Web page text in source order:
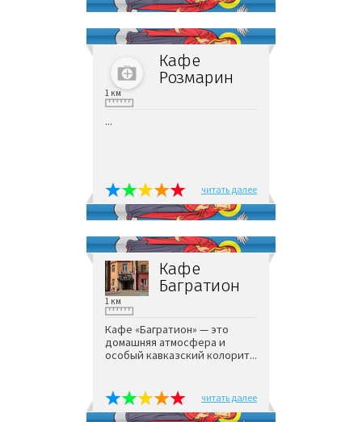
Кафе
Розмарин
1 км
...
читать далее
Кафе
Багратион
1 км
Кафе «Багратион» — это
домашняя атмосфера и
особый кавказский колорит...
читать далее